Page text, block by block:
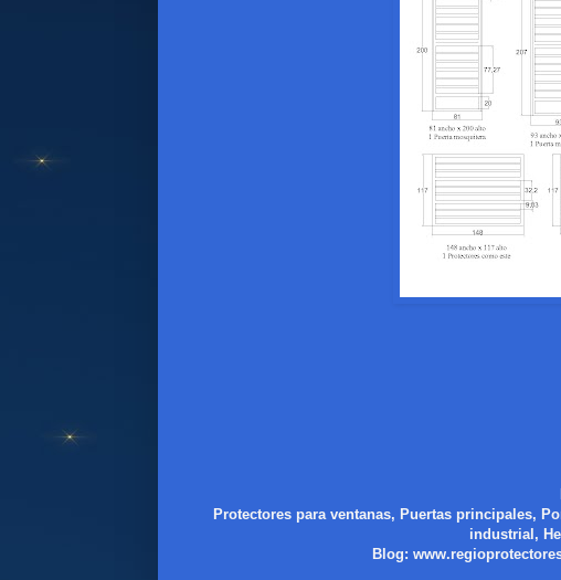
Protectores para ventanas, Puertas principales,
industrial,
Blog: